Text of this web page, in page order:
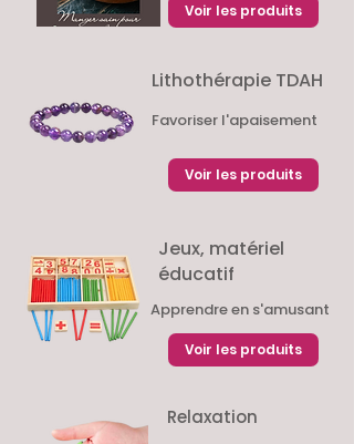
Voir les produits
Favoriser l'apaisement
Voir les produits
Lithothérapie TDAH
Voir les produits
Apprendre en s'amusant
Jeux, matériel
éducatif
Relaxation